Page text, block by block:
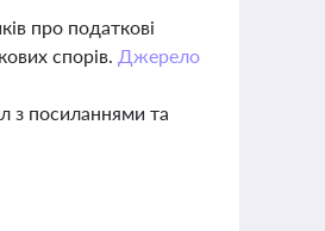
про податкові
спорів. Джерело
з посиланнями та